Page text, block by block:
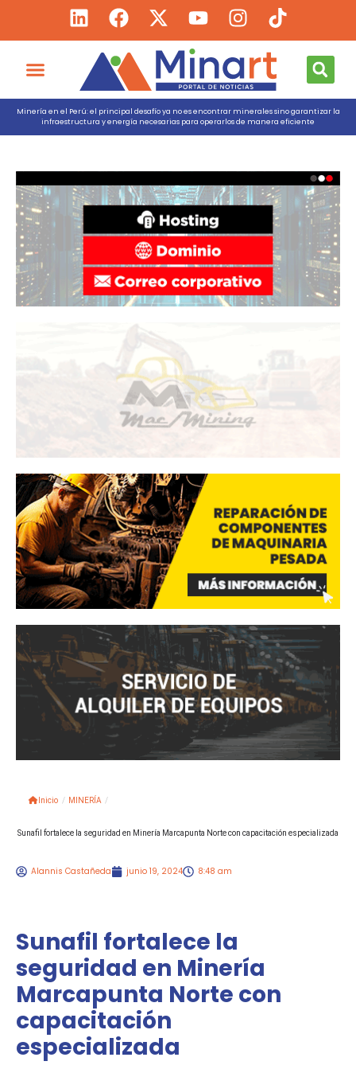
Minería en el Perú: el principal desafío ya no es encontrar minerales sino garantizar la
infraestructura y energía necesarias para operarlos de manera eficiente
Inicio / MINERÍA /
Sunafil fortalece la seguridad en Minería Marcapunta Norte con capacitación especializada
Alannis Castañeda junio 19, 2024 8:48 am
Sunafil fortalece la
seguridad en Minería
Marcapunta Norte con
capacitación
especializada